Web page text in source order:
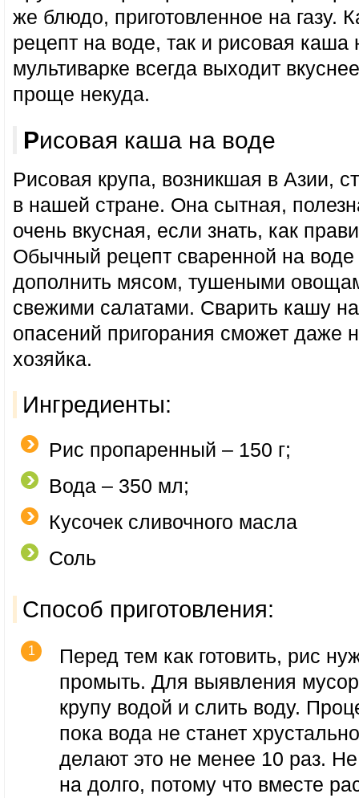
же блюдо, приготовленное на газу.
рецепт на воде, так и рисовая каша
мультиварке всегда выходит
проще некуда.
Рисовая каша на воде
Рисовая крупа, возникшая в Азии,
в нашей стране. Она сытная,
очень вкусная, если знать, как
Обычный рецепт сваренной на
дополнить мясом, тушеными
свежими салатами. Сварить кашу
опасений пригорания сможет даже
хозяйка.
Ингредиенты:
Рис пропаренный – 150 г;
Вода – 350 мл;
Кусочек сливочного масла
Соль
Способ приготовления:
Перед тем как готовить, рис
промыть. Для выявления
крупу водой и слить воду.
пока вода не станет
делают это не менее 10 раз.
на долго, потому что вместе